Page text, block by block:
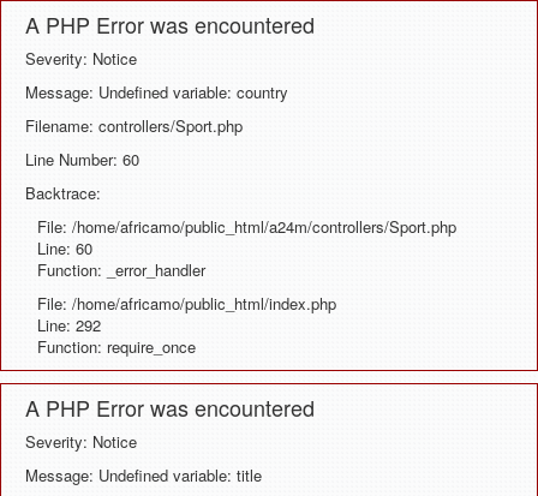
A PHP Error was encountered
Severity: Notice
Message: Undefined variable: country
Filename: controllers/Sport.php
Line Number: 60
Backtrace:
File: /home/africamo/public_html/a24m/controllers/Sport.php
Line: 60
Function: _error_handler
File: /home/africamo/public_html/index.php
Line: 292
Function: require_once
A PHP Error was encountered
Severity: Notice
Message: Undefined variable: title